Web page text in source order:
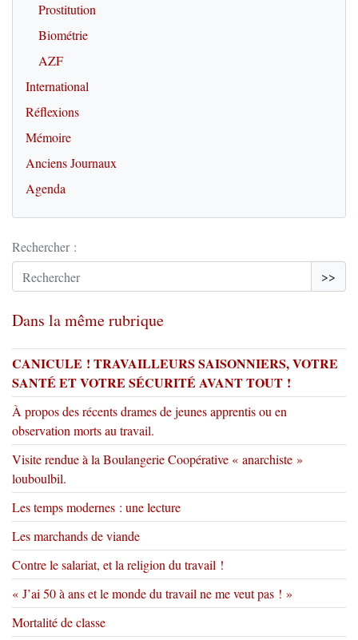
Prostitution
Biométrie
AZF
International
Réflexions
Mémoire
Anciens Journaux
Agenda
Rechercher :
>>
Dans la même rubrique
CANICULE ! TRAVAILLEURS SAISONNIERS, VOTRE
SANTÉ ET VOTRE SÉCURITÉ AVANT TOUT !
À propos des récents drames de jeunes apprentis ou en
observation morts au travail.
Visite rendue à la Boulangerie Coopérative « anarchiste »
louboulbil.
Les temps modernes : une lecture
Les marchands de viande
Contre le salariat, et la religion du travail !
« J’ai 50 à ans et le monde du travail ne me veut pas ! »
Mortalité de classe